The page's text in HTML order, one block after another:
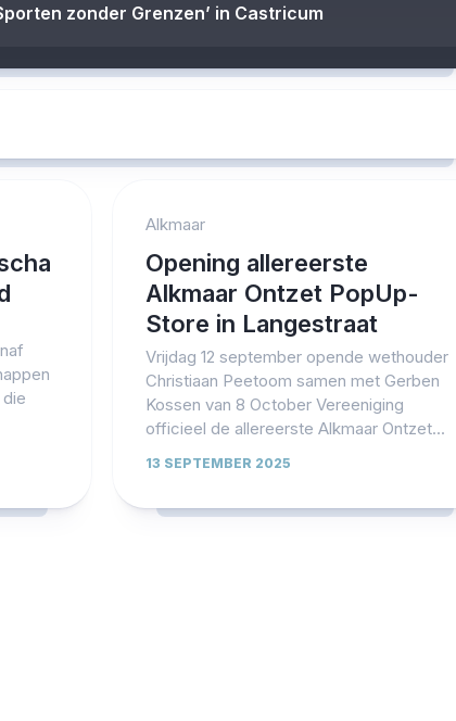
zonder Grenzen’ in Castricum
Alkmaar
Opening allereerste
Alkmaar Ontzet PopUp-
Store in Langestraat
Vrijdag 12 september opende wethouder
Christiaan Peetoom samen met Gerben
Kossen van 8 October Vereeniging
officieel de allereerste Alkmaar Ontzet...
13 SEPTEMBER 2025